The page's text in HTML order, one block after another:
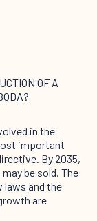
OF A
in the
important
By 2035,
be sold. The
laws and the
are